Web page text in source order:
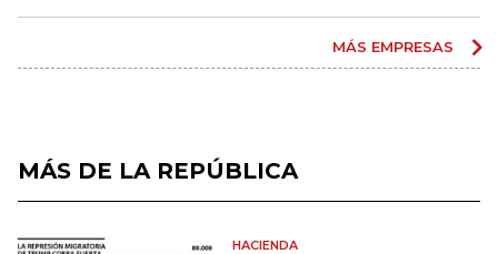
MÁS EMPRESAS
MÁS DE LA REPÚBLICA
HACIENDA